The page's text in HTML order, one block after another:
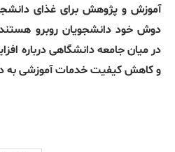
آموزش و پژوهش برای غذای
دوش خود دانشجویان روبرو
در میان جامعه دانشگاهی درباره
و کاهش کیفیت خدمات آموزشی به